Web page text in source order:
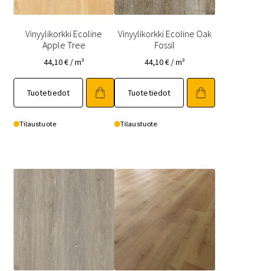
Vinyylikorkki Ecoline
Apple Tree
44,10€ / m²
Tuotetiedot
Tilaustuote
Vinyylikorkki Ecoline Oak
Fossil
44,10€ / m²
Tuotetiedot
Tilaustuote